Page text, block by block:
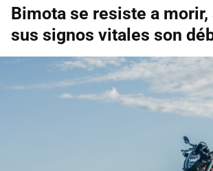
Bimota se resiste a morir,
sus signos vitales son